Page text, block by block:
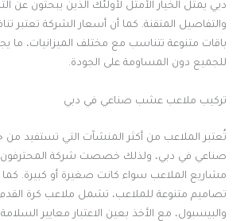
دبي يمثل الخيار الأمثل لأولئك الذين يبحثون عن
والتفاصيل المتقنة. كما أن أسعار الشركة تعتبر
باقات متنوعة تتناسب مع مختلف الميزانيات، ما
للجميع دون المساومة على الجودة.
تركيب ملاعب عشب صناعي في دبي
تُعتبر الملاعب من أكثر المنشآت التي تستفيد
صناعي في دبي، ولذلك خصصت شركة المحترفون
مشاريع الملاعب سواء كانت صغيرة أو كبيرة. كما
تصاميم متنوعة للملاعب، تشمل ملاعب كرة
والبيسبول، مع الأخذ بعين الاعتبار معايير السلامة